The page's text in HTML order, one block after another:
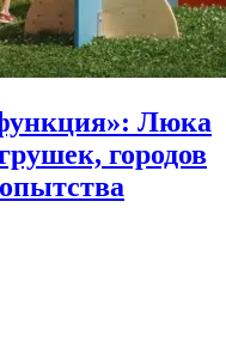
Люка
городов